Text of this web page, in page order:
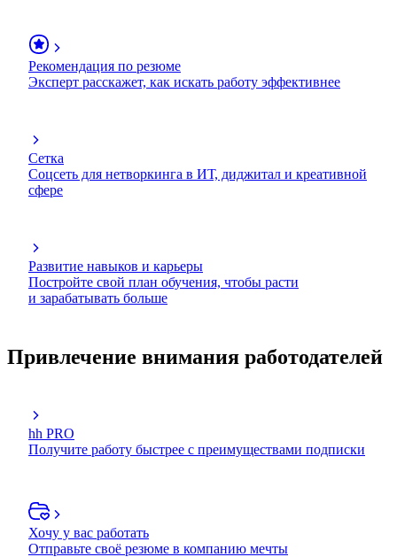
Рекомендация по резюме
Эксперт расскажет, как искать работу эффективнее
Сетка
Соцсеть для нетворкинга в ИТ, диджитал и креативной
сфере
Развитие навыков и карьеры
Постройте свой план обучения, чтобы расти
и зарабатывать больше
Привлечение внимания работодателей
hh PRO
Получите работу быстрее с преимуществами подписки
Хочу у вас работать
Отправьте своё резюме в компанию мечты